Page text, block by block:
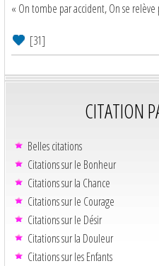
« On tombe par accident, On se
[31]
CITATION
Belles citations
Citations sur le Bonheur
Citations sur la Chance
Citations sur le Courage
Citations sur le Désir
Citations sur la Douleur
Citations sur les Enfants